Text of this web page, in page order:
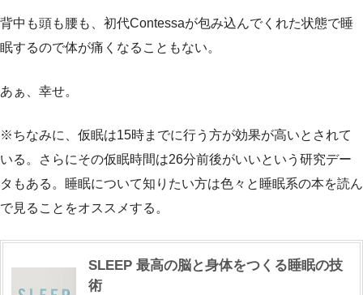
背中も頭も腰も、初代Contessaが包み込んでくれた状態で睡
眠するので体が痛くなることもない。
あぁ、幸せ。
※ちなみに、仮眠は15時までに行う方が効果が高いとされて
いる。さらにその仮眠時間は26分前後がいいという研究デー
タもある。睡眠について知りたい方は色々と睡眠系の本を読ん
で見ることをオススメする。
SLEEP 最高の脳と身体をつくる睡眠の技
術